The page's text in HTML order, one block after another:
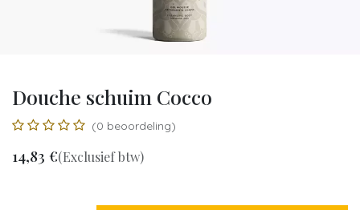
Douche schuim Cocco
(0 beoordeling)
14,83 €(Exclusief btw)